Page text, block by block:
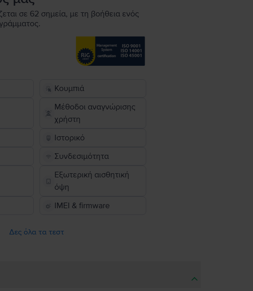
σε 62 σημεία, με τη βοήθεια ενός
Κουμπιά
Μέθοδοι αναγνώρισης
χρήστη
Ιστορικό
Συνδεσιμότητα
Εξωτερική αισθητική
όψη
IMEI & firmware
Δες όλα τα τεστ